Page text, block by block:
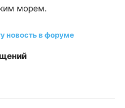
морем.
новость в форуме